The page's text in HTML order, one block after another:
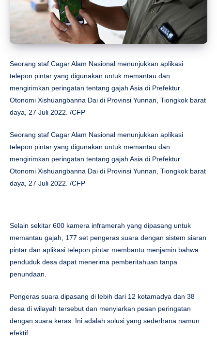
Seorang staf Cagar Alam Nasional menunjukkan aplikasi
telepon pintar yang digunakan untuk memantau dan
mengirimkan peringatan tentang gajah Asia di Prefektur
Otonomi Xishuangbanna Dai di Provinsi Yunnan, Tiongkok barat
daya, 27 Juli 2022. /CFP
Seorang staf Cagar Alam Nasional menunjukkan aplikasi
telepon pintar yang digunakan untuk memantau dan
mengirimkan peringatan tentang gajah Asia di Prefektur
Otonomi Xishuangbanna Dai di Provinsi Yunnan, Tiongkok barat
daya, 27 Juli 2022. /CFP
Selain sekitar 600 kamera inframerah yang dipasang untuk
memantau gajah, 177 set pengeras suara dengan sistem siaran
pintar dan aplikasi telepon pintar membantu menjamin bahwa
penduduk desa dapat menerima pemberitahuan tanpa
penundaan.
Pengeras suara dipasang di lebih dari 12 kotamadya dan 38
desa di wilayah tersebut dan menyiarkan pesan peringatan
dengan suara keras. Ini adalah solusi yang sederhana namun
efektif.